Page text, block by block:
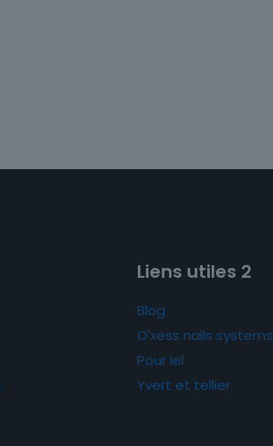
Liens utiles 2
Blog
O'xess nails systems
Pour iel
Yvert et tellier